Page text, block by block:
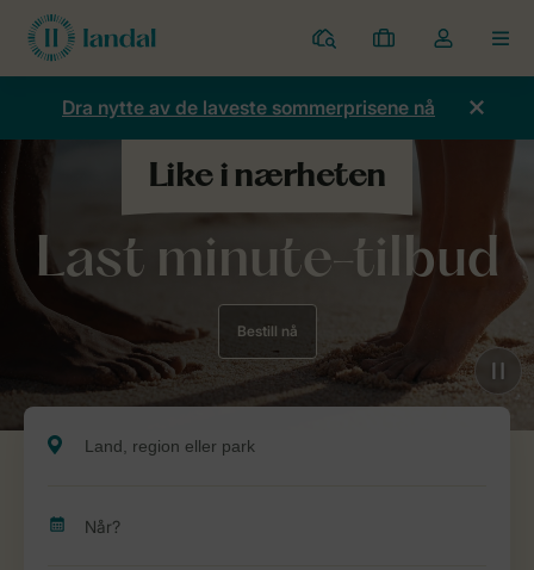
Parker
Mine
bestillinger
Toggle
the
my
Dra nytte av de laveste sommerprisene nå
Last minute-tilbud
Bestill nå